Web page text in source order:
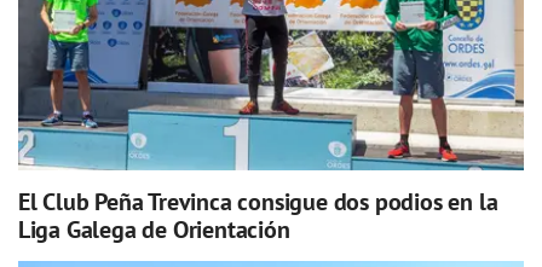
El Club Peña Trevinca consigue dos podios en la
Liga Galega de Orientación